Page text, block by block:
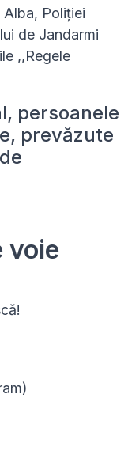
Poliției
de Jandarmi
,,Regele
persoanele
prevăzute
voie